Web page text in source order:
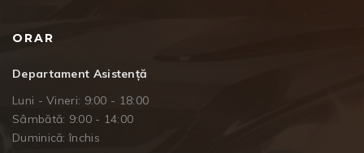
ORAR
Departament Asistență
Luni - Vineri: 9:00 - 18:00
Sâmbătă: 9:00 - 14:00
Duminică: închis